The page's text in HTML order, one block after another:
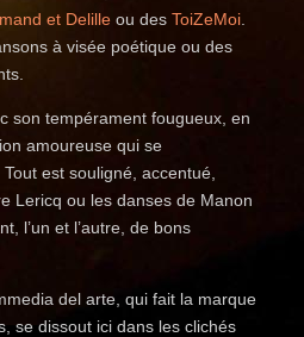
et Delille ou desToiZeMoi
à visée poétique ou des
son tempérament fougueux, en
amoureuse qui se
est souligné, accentué,
Lericq ou les danses de Manon
l’un et l’autre, de bons
del arte, qui fait la marque
se dissout ici dans les clichés